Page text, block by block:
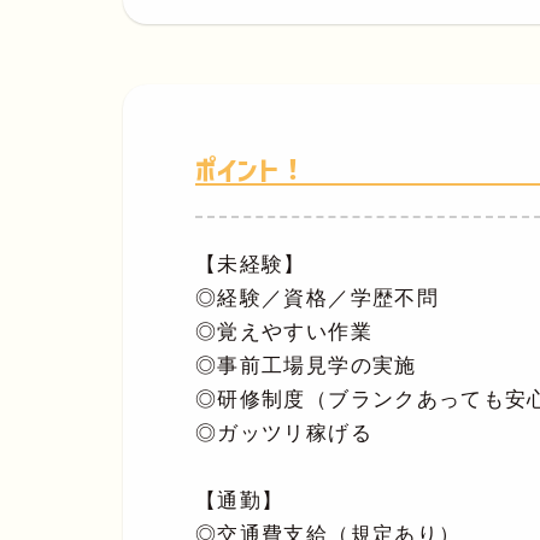
ポイント！
【未経験】
◎経験／資格／学歴不問
◎覚えやすい作業
◎事前工場見学の実施
◎研修制度（ブランクあっても安
◎ガッツリ稼げる
【通勤】
◎交通費支給（規定あり）